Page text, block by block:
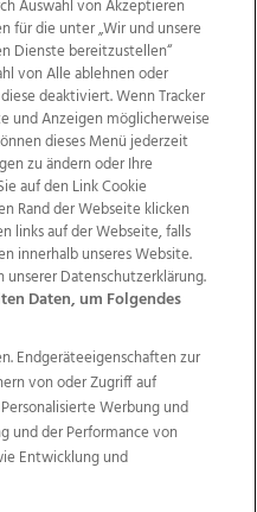
Kontakt
Jobs
AGB Anzeigekunden
Politische Werbung
Wimmer
Ischler Woche
OÖN Immobilien
Promenaden Galerien
wirtrauern.at
Auswahl von Akzeptieren
für die unter „Wir und unsere
Dienste bereitzustellen“
von Alle ablehnen oder
deaktiviert. Wenn Tracker
und Anzeigen möglicherweise
dieses Menü jederzeit
zu ändern oder Ihre
auf den Link Cookie
Rand der Webseite klicken
links auf der Webseite, falls
innerhalb unseres Website.
Datenschutzerklärung.
Daten, um Folgendes
Endgeräteeigenschaften zur
von oder Zugriff auf
Werbung und
und der Performance von
Entwicklung und